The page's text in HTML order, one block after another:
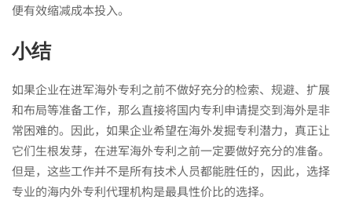
便有效缩减成本投入。
小结
如果企业在进军海外专利之前不做好充分的检索、规避、扩展
和布局等准备工作，那么直接将国内专利申请提交到海外是非
常困难的。因此，如果企业希望在海外发掘专利潜力，真正让
它们生根发芽，在进军海外专利之前一定要做好充分的准备。
但是，这些工作并不是所有技术人员都能胜任的，因此，选择
专业的海内外专利代理机构是最具性价比的选择。